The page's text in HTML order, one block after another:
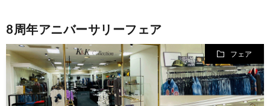
8周年アニバーサリーフェア
フェア